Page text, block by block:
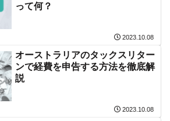
って何？
2023.10.08
オーストラリアのタックスリター
ンで経費を申告する方法を徹底解
説
2023.10.08